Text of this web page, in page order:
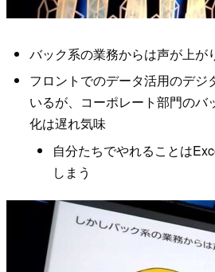
バック系の業務からは声が上が
フロントでのデータ活用のデジ
いるが、コーポレート部門のバ
化は遅れ気味
自分たちでやれることは
しまう